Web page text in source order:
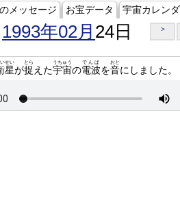
メッセージ お宝データ 宇宙カレン
1993年02月 24日 >
星
いせい
が捉
とら
えた宇宙
うちゅう
の電波
でんぱ
を音
おと
にしました。